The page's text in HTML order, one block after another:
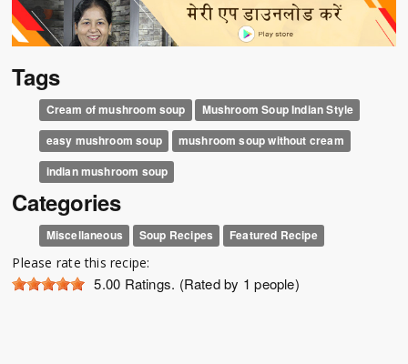
Tags
Cream of mushroom soup
Mushroom Soup Indian Style
easy mushroom soup
mushroom soup without cream
indian mushroom soup
Categories
Miscellaneous Soup Recipes Featured Recipe
Please rate this recipe:
5.00 Ratings. (Rated by 1 people)